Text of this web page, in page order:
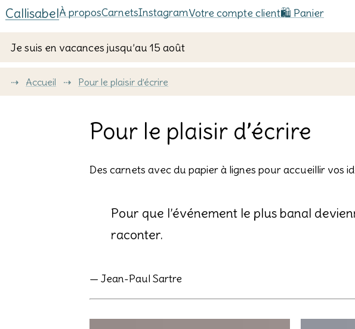
CallisabelÀ proposCarnetsInstagramVotre compte client🛍️ Panier
Je suis en vacances jusqu’au 15 août
⇢ Accueil ⇢ Pour le plaisir d’écrire
Pour le plaisir d’écrire
Des carnets avec du papier à lignes pour accueillir vos
Pour que l’événement le plus banal
raconter.
— Jean-Paul Sartre